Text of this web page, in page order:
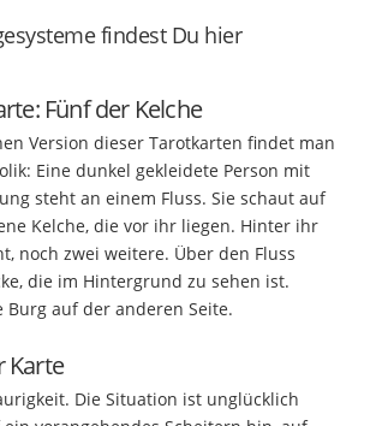
findest Du hier
Fünf der Kelche
Version dieser Tarotkarten findet man
Eine dunkel gekleidete Person mit
steht an einem Fluss. Sie schaut auf
Kelche, die vor ihr liegen. Hinter ihr
noch zwei weitere. Über den Fluss
die im Hintergrund zu sehen ist.
Burg auf der anderen Seite.
Karte
Die Situation ist unglücklich